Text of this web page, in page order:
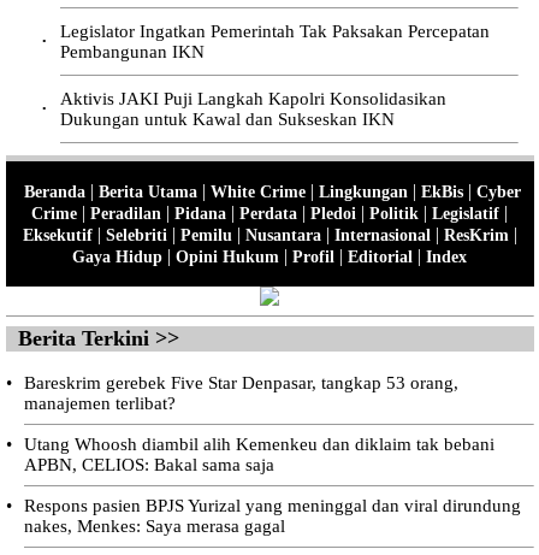
•
Legislator Ingatkan Pemerintah Tak Paksakan Percepatan
Pembangunan IKN
•
Aktivis JAKI Puji Langkah Kapolri Konsolidasikan
Dukungan untuk Kawal dan Sukseskan IKN
Beranda| Berita Utama| White Crime| Lingkungan | EkBis| Cyber
Crime | Peradilan | Pidana | Perdata | Pledoi | Politik | Legislatif |
Eksekutif| Selebriti | Pemilu | Nusantara| Internasional | ResKrim |
Gaya Hidup | Opini Hukum | Profil | Editorial | Index
Berita Terkini >>
•
Bareskrim gerebek Five Star Denpasar, tangkap 53 orang,
manajemen terlibat?
•
Utang Whoosh diambil alih Kemenkeu dan diklaim tak bebani
APBN, CELIOS: Bakal sama saja
•
Respons pasien BPJS Yurizal yang meninggal dan viral dirundung
nakes, Menkes: Saya merasa gagal